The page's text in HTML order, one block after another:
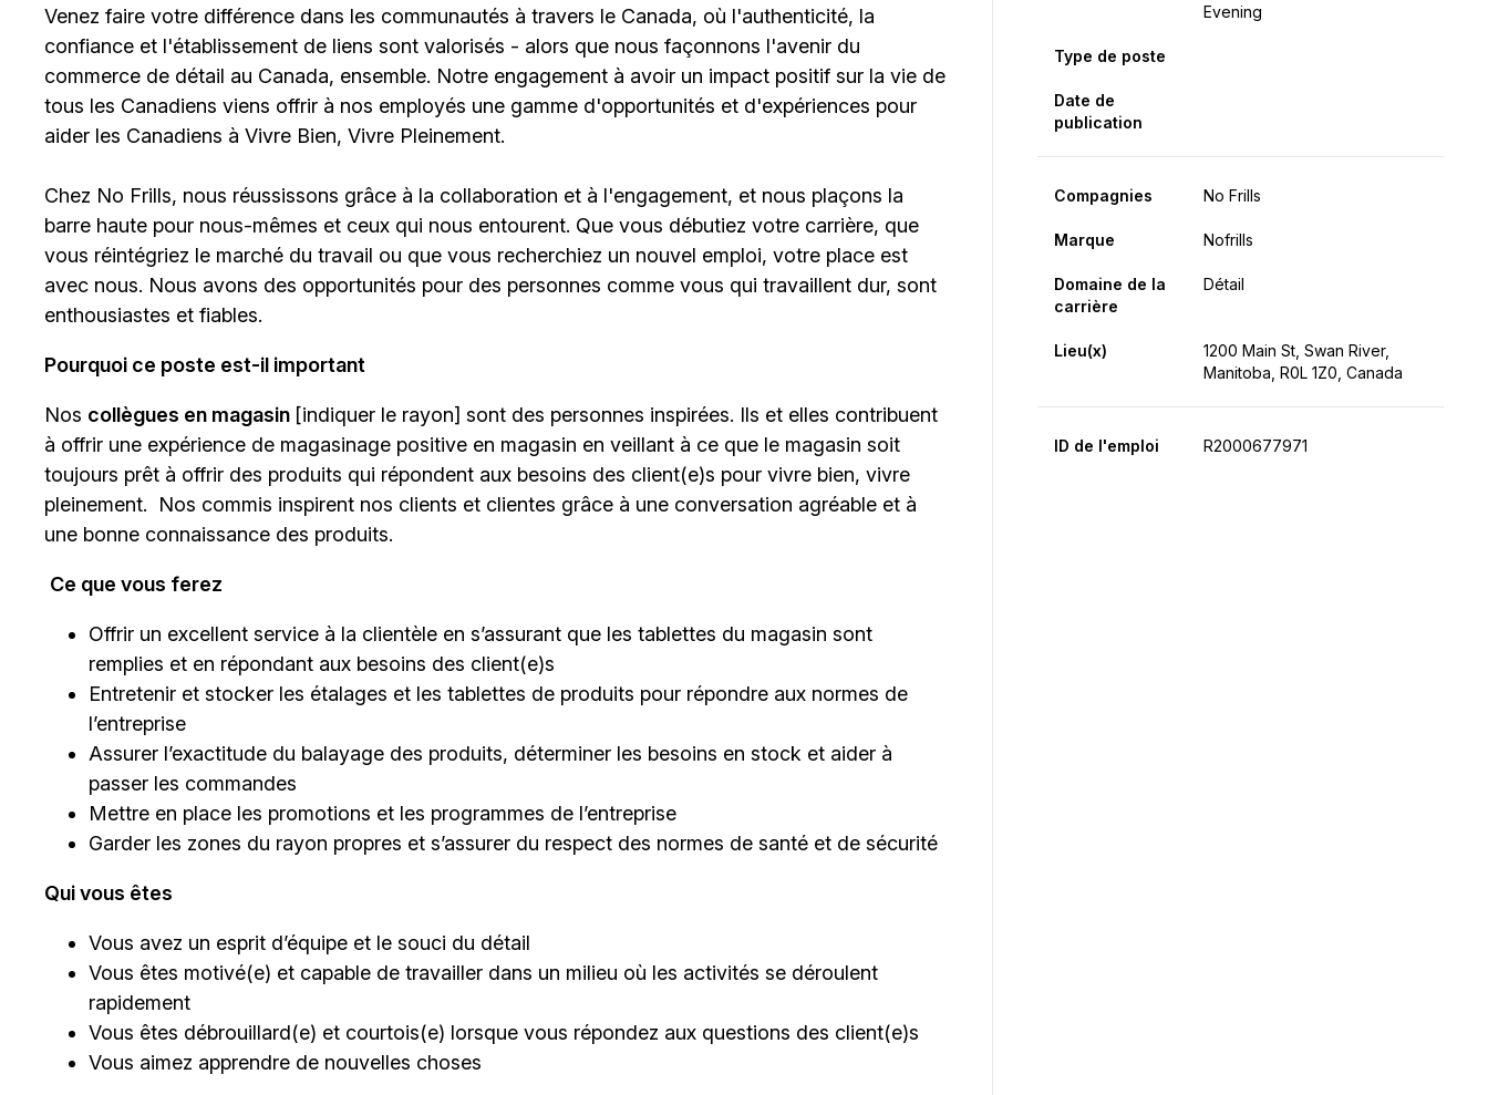
Venez faire votre différence dans les communautés à travers le Canada, où l'authenticité, la
confiance et l'établissement de liens sont valorisés - alors que nous façonnons l'avenir du
commerce de détail au Canada, ensemble. Notre engagement à avoir un impact positif sur la vie de
tous les Canadiens viens offrir à nos employés une gamme d'opportunités et d'expériences pour
aider les Canadiens à Vivre Bien, Vivre Pleinement.
Chez No Frills, nous réussissons grâce à la collaboration et à l'engagement, et nous plaçons la
barre haute pour nous-mêmes et ceux qui nous entourent. Que vous débutiez votre carrière, que
vous réintégriez le marché du travail ou que vous recherchiez un nouvel emploi, votre place est
avec nous. Nous avons des opportunités pour des personnes comme vous qui travaillent dur, sont
enthousiastes et fiables.
Pourquoi ce poste est-il important
Nos collègues en magasin [indiquer le rayon] sont des personnes inspirées. Ils et elles contribuent
à offrir une expérience de magasinage positive en magasin en veillant à ce que le magasin soit
toujours prêt à offrir des produits qui répondent aux besoins des client(e)s pour vivre bien, vivre
pleinement. Nos commis inspirent nos clients et clientes grâce à une conversation agréable et à
une bonne connaissance des produits.
Ce que vous ferez
Offrir un excellent service à la clientèle en s’assurant que les tablettes du magasin sont
remplies et en répondant aux besoins des client(e)s
Entretenir et stocker les étalages et les tablettes de produits pour répondre aux normes de
l’entreprise
Assurer l’exactitude du balayage des produits, déterminer les besoins en stock et aider à
passer les commandes
Mettre en place les promotions et les programmes de l’entreprise
Garder les zones du rayon propres et s’assurer du respect des normes de santé et de sécurité
Qui vous êtes
Vous avez un esprit d’équipe et le souci du détail
Vous êtes motivé(e) et capable de travailler dans un milieu où les activités se déroulent
rapidement
Vous êtes débrouillard(e) et courtois(e) lorsque vous répondez aux questions des client(e)s
Vous aimez apprendre de nouvelles choses
Evening
Type de poste
Date de
publication
Compagnies No Frills
Marque Nofrills
Domaine de la
carrière
Détail
Lieu(x)
1200 Main St, Swan River,
Manitoba, R0L 1Z0, Canada
ID de l'emploi R2000677971